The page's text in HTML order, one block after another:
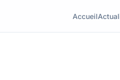
Accueil